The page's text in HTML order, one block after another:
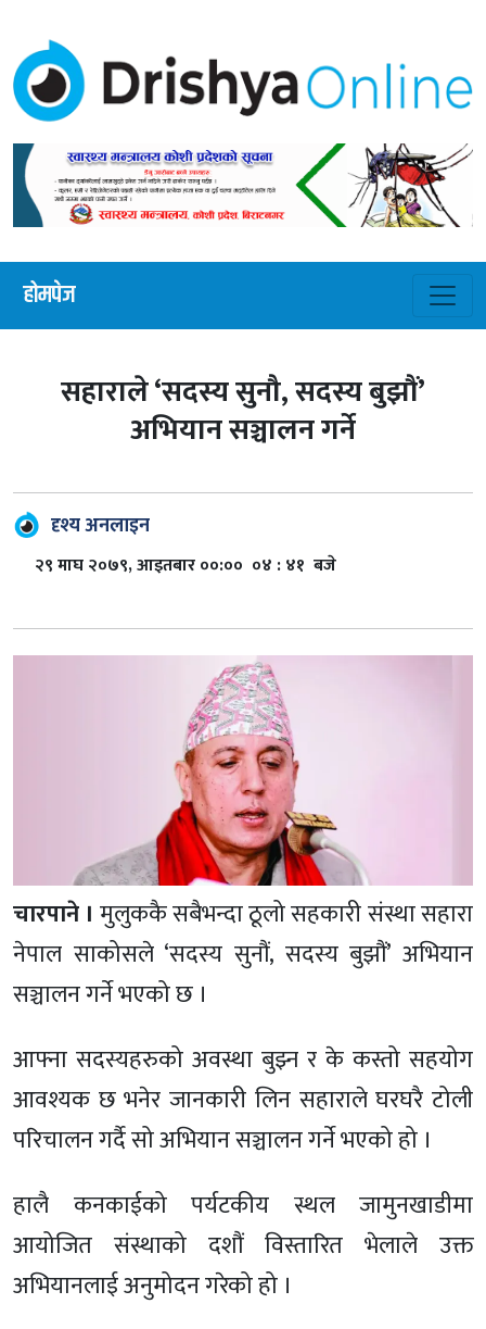
होमपेज
सहाराले ‘सदस्य सुनौ, सदस्य बुझौं’
अभियान सञ्चालन गर्ने
दृश्य अनलाइन
२९ माघ २०७९, आइतबार ००:०० ०४ : ४१ बजे
चारपाने । मुलुककै सबैभन्दा ठूलो सहकारी संस्था सहारा
नेपाल साकोसले ‘सदस्य सुनौं, सदस्य बुझौं’ अभियान
सञ्चालन गर्ने भएको छ ।
आफ्ना सदस्यहरुको अवस्था बुझ्न र के कस्तो सहयोग
आवश्यक छ भनेर जानकारी लिन सहाराले घरघरै टोली
परिचालन गर्दै सो अभियान सञ्चालन गर्ने भएको हो ।
हालै कनकाईको पर्यटकीय स्थल जामुनखाडीमा
आयोजित संस्थाको दशौं विस्तारित भेलाले उक्त
अभियानलाई अनुमोदन गरेको हो ।